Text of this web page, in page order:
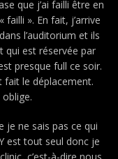
que j’ai failli être en
failli ». En fait, j’arrive
l’auditorium et ils
qui est réservée par
presque full ce soir.
fait le déplacement.
je ne sais pas ce qui
est tout seul donc je
c’est-à-dire nous